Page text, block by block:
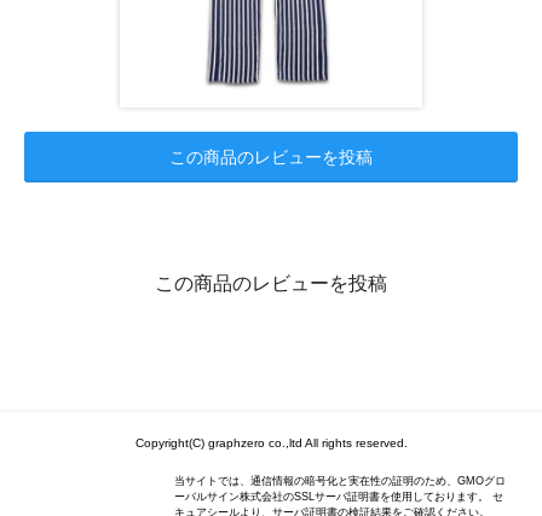
この商品のレビューを投稿
この商品のレビューを投稿
Copyright(C) graphzero co.,ltd All rights reserved.
当サイトでは、通信情報の暗号化と実在性の証明のため、GMOグロ
ーバルサイン株式会社のSSLサーバ証明書を使用しております。 セ
キュアシールより、サーバ証明書の検証結果をご確認ください。